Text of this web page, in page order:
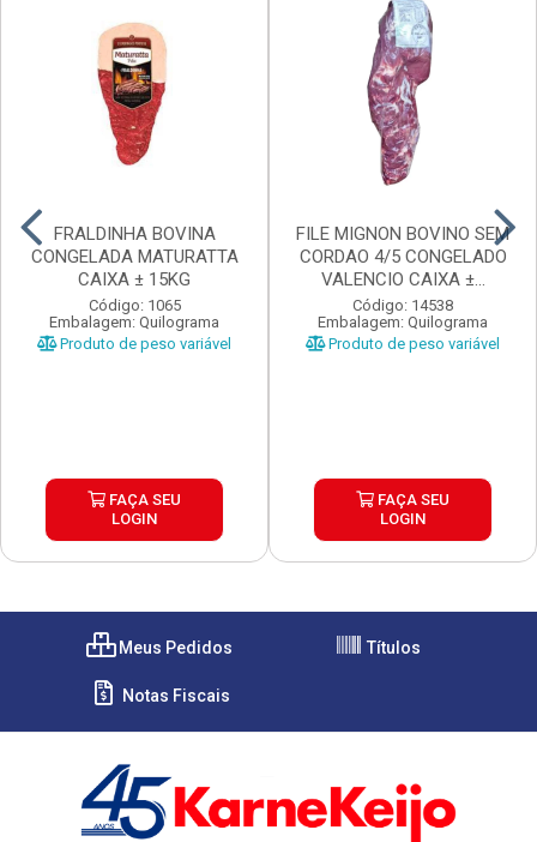
FRALDINHA BOVINA
CONGELADA MATURATTA
CAIXA ± 15KG
Código: 1065
Embalagem: Quilograma
Produto de peso variável
FAÇA SEU
LOGIN
FILE MIGNON BOVINO SEM
CORDAO 4/5 CONGELADO
VALENCIO CAIXA ±...
Código: 14538
Embalagem: Quilograma
Produto de peso variável
FAÇA SEU
LOGIN
Meus Pedidos Títulos
Notas Fiscais